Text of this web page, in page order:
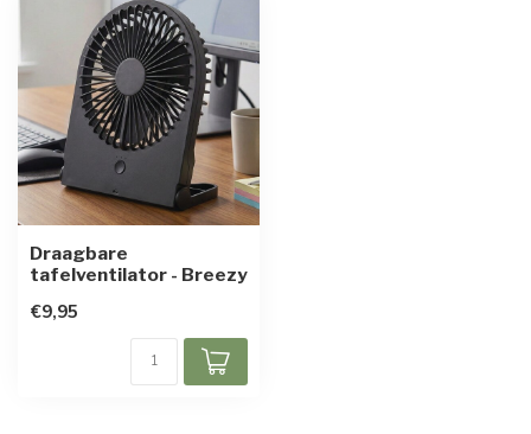
Draagbare
tafelventilator - Breezy
€9,95